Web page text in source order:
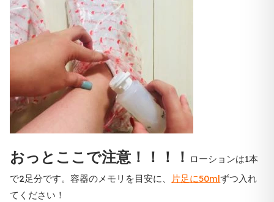
おっとここで注意！！！！ ローションは1本
で2足分です。容器のメモリを目安に、 片足に50mlずつ入れ
てください！